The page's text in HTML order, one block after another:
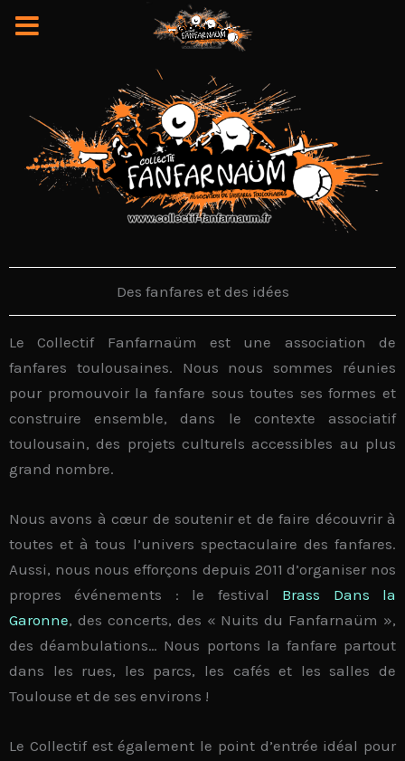
Aller
au
Des fanfares et des idées
LeCollectif Fanfarnaüm est une association de
fanfares toulousaines. Nous nous sommes réunies
pour promouvoir la fanfare sous toutes ses formes et
construire ensemble, dans le contexte associatif
toulousain,des projets culturels accessibles au plus
grand nombre.
Nous avons à cœur de soutenir et defaire découvrirà
toutes et à tous l’univers spectaculaire des fanfares.
Aussi, nous nous efforçons depuis 2011 d’organiser nos
propres événements : le festival Brass Dans la
Garonne, des concerts, des « Nuits du Fanfarnaüm »,
des déambulations… Nous portons la fanfare partout
dans les rues, les parcs, les cafés et les salles de
Toulouse et de ses environs !
Le Collectif est également le point d’entrée idéal pour